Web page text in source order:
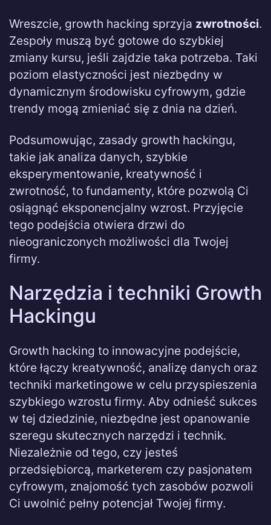
Wreszcie, growth hacking sprzyja zwrotności.
Zespoły muszą być gotowe do szybkiej
zmiany kursu, jeśli zajdzie taka potrzeba. Taki
poziom elastyczności jest niezbędny w
dynamicznym środowisku cyfrowym, gdzie
trendy mogą zmieniać się z dnia na dzień.
Podsumowując, zasady growth hackingu,
takie jak analiza danych, szybkie
eksperymentowanie, kreatywność i
zwrotność, to fundamenty, które pozwolą Ci
osiągnąć eksponencjalny wzrost. Przyjęcie
tego podejścia otwiera drzwi do
nieograniczonych możliwości dla Twojej
firmy.
Narzędzia i techniki Growth
Hackingu
Growth hacking to innowacyjne podejście,
które łączy kreatywność, analizę danych oraz
techniki marketingowe w celu przyspieszenia
szybkiego wzrostu firmy. Aby odnieść sukces
w tej dziedzinie, niezbędne jest opanowanie
szeregu skutecznych narzędzi i technik.
Niezależnie od tego, czy jesteś
przedsiębiorcą, marketerem czy pasjonatem
cyfrowym, znajomość tych zasobów pozwoli
Ci uwolnić pełny potencjał Twojej firmy.